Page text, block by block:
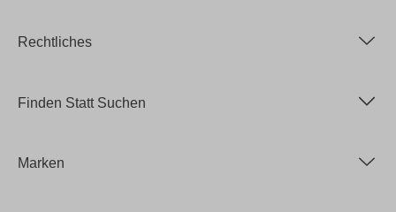
Rechtliches
Finden Statt Suchen
Marken